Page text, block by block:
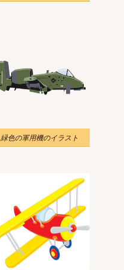
緑色の軍用機のイラスト